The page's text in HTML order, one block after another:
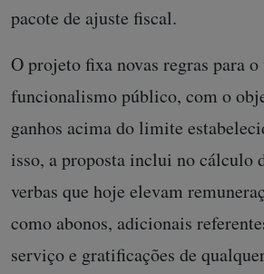
pacote de ajuste fiscal.
O projeto fixa novas regras para
funcionalismo público, com o
ganhos acima do limite
isso, a proposta inclui no cálculo
verbas que hoje elevam
como abonos, adicionais
serviço e gratificações de